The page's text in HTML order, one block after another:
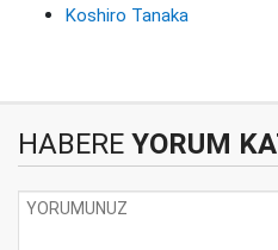
Koshiro Tanaka
HABERE YORUM